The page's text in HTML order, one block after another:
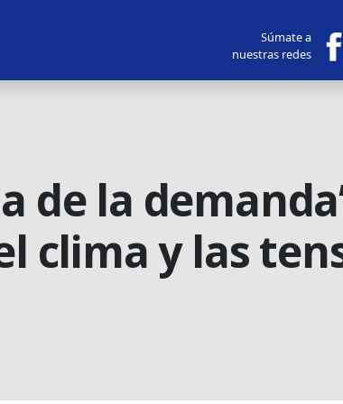
Súmate a
nuestras redes
de la
clima y las